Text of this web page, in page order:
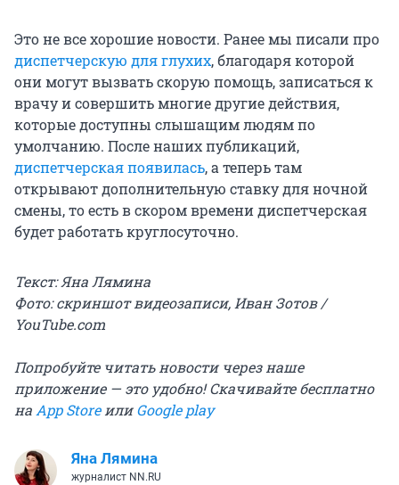
Это не все хорошие новости. Ранее мы писали про
диспетчерскую для глухих, благодаря которой
они могут вызвать скорую помощь, записаться к
врачу и совершить многие другие действия,
которые доступны слышащим людям по
умолчанию. После наших публикаций,
диспетчерская появилась, а теперь там
открывают дополнительную ставку для ночной
смены, то есть в скором времени диспетчерская
будет работать круглосуточно.
Текст: Яна Лямина
Фото: скриншот видеозаписи, Иван Зотов /
YouTube.com
Попробуйте читать новости через наше
приложение — это удобно! Скачивайте бесплатно
наApp StoreилиGoogle play
Яна Лямина
журналист NN.RU